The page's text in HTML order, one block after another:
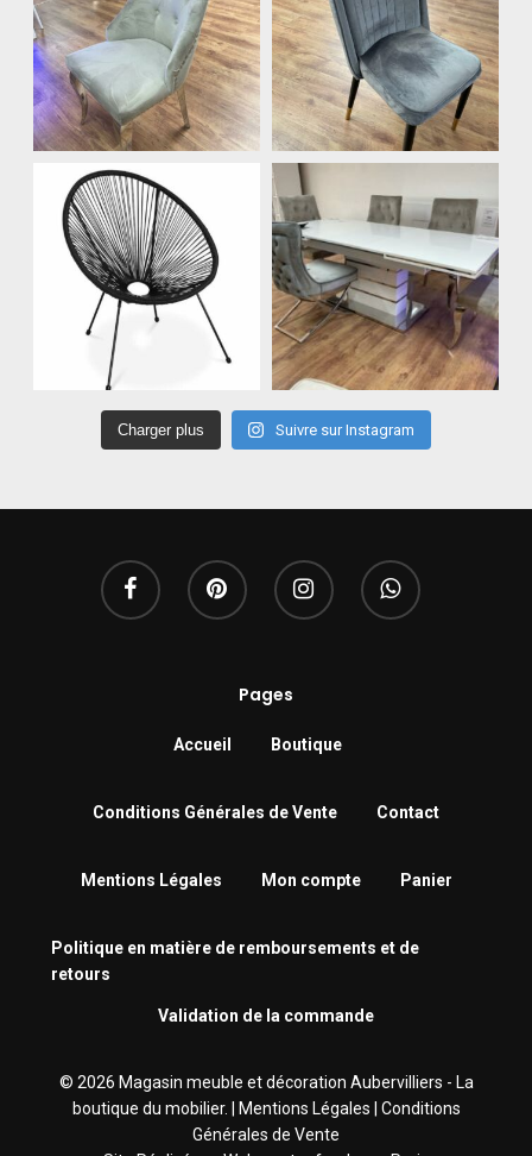
Charger plus Suivre sur Instagram
Pages
Accueil Boutique
Conditions Générales de Vente Contact
Mentions Légales Mon compte Panier
Politique en matière de remboursements et de
retours
Validation de la commande
© 2026 Magasin meuble et décoration Aubervilliers - La
boutique du mobilier. |
Mentions Légales
Conditions
Générales de Vente